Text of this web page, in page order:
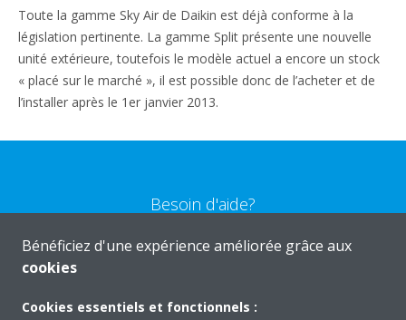
Toute la gamme Sky Air de Daikin est déjà conforme à la
législation pertinente. La gamme Split présente une nouvelle
unité extérieure, toutefois le modèle actuel a encore un stock
« placé sur le marché », il est possible donc de l’acheter et de
l’installer après le 1er janvier 2013.
Besoin d'aide?
CONTACTEZ-NOUS
Bénéficiez d'une expérience améliorée grâce aux
cookies
Cookies essentiels et fonctionnels :